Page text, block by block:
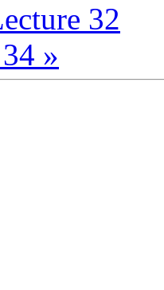
32
»